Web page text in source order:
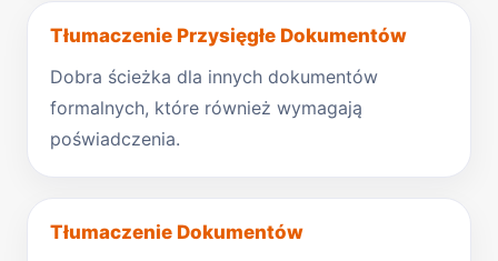
Tłumaczenie Przysięgłe Dokumentów
Dobra ścieżka dla innych dokumentów
formalnych, które również wymagają
poświadczenia.
Tłumaczenie Dokumentów